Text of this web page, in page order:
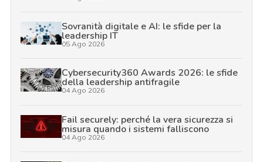
Sovranità digitale e AI: le sfide per la
leadership IT
05 Ago 2026
Cybersecurity360 Awards 2026: le sfide
della leadership antifragile
04 Ago 2026
Fail securely: perché la vera sicurezza si
misura quando i sistemi falliscono
04 Ago 2026